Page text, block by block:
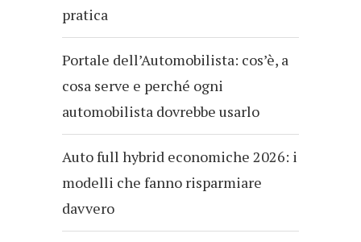
pratica
Portale dell’Automobilista: cos’è, a
cosa serve e perché ogni
automobilista dovrebbe usarlo
Auto full hybrid economiche 2026: i
modelli che fanno risparmiare
davvero